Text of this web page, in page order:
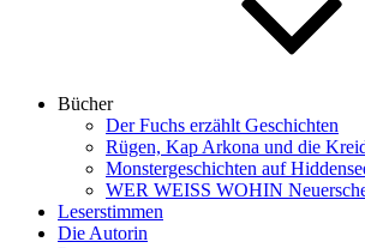
Bücher
Der Fuchs erzählt Geschichten
Rügen, Kap Arkona und die
Monstergeschichten auf
WER WEISS WOHIN
Leserstimmen
Die Autorin